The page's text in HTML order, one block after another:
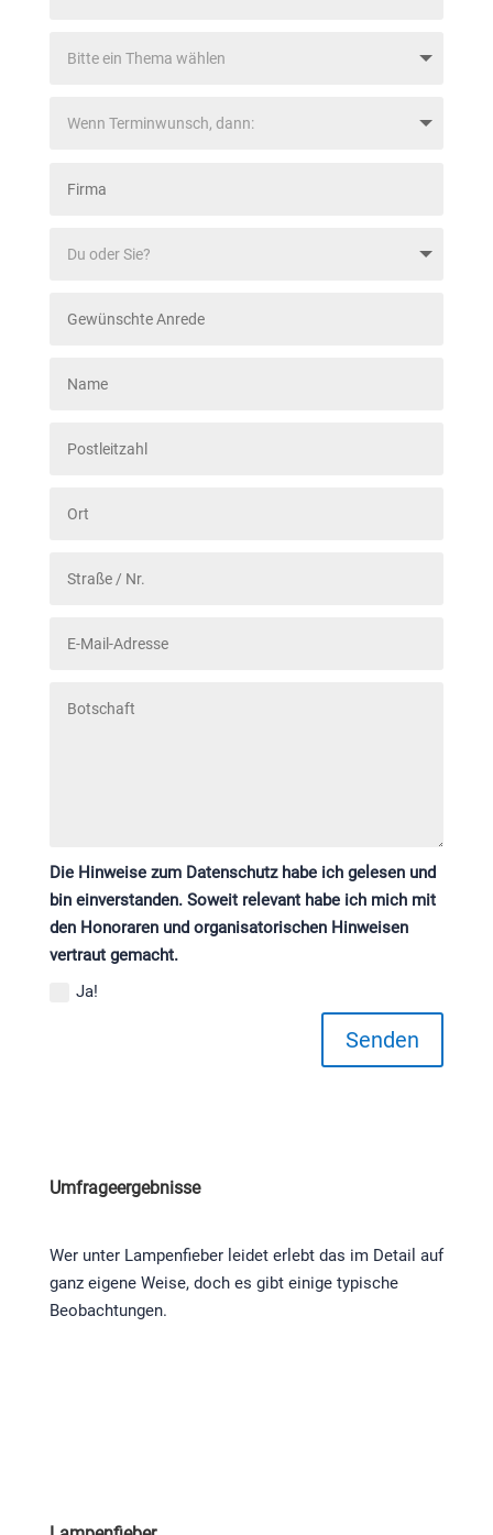
Die Hinweise zum Datenschutz habe ich gelesen und
bin einverstanden. Soweit relevant habe ich mich mit
den Honoraren und organisatorischen Hinweisen
vertraut gemacht.
Ja!
Senden
Umfrageergebnisse
Wer unter Lampenfieber leidet erlebt das im Detail auf
ganz eigene Weise, doch es gibt einige typische
Beobachtungen.